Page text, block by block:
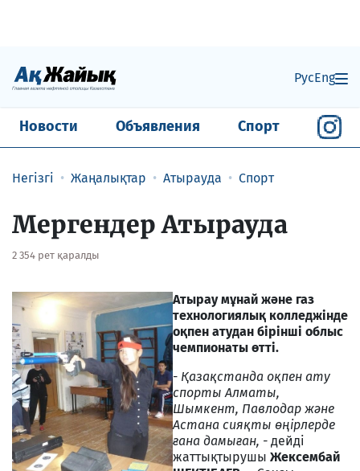
РусEng
Новости Объявления Спорт
Негізгі Жаңалықтар Атырауда Спорт
Мергендер Атырауда
2 354 рет қаралды
Атырау мұнай және газ
технологиялық колледжінде
оқпен атудан бірінші облыс
чемпионаты өтті.
- Қазақстанда оқпен ату
спорты Алматы,
Шымкент, Павлодар және
Астана сияқты өңірлерде
ғана дамыған, - дейді
жаттықтырушы Жексембай